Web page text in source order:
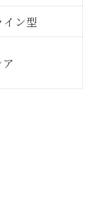
イン型